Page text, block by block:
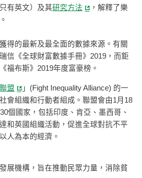
只有英文）及其研究方法
，解釋了樂
得的最新及最全面的數據來源。有關
信《全球財富數據手冊》2019，而鉅
福布斯》2019年度富豪榜。
盟
」(Fight Inequality Alliance) 的一
會組織和行動者組成。聯盟會由1月18
個國家，包括印度、肯亞、墨西哥、
和英國組織活動，促進全球對抗不平
人為本的經濟。
展機構，旨在推動民眾力量，消除貧